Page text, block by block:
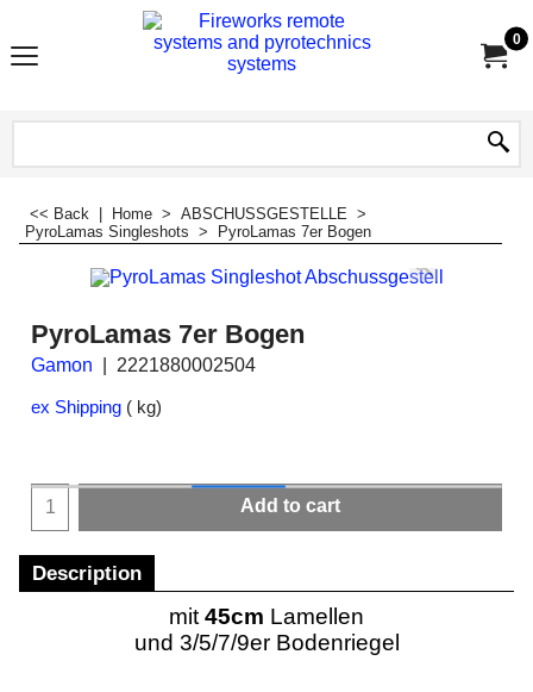
0
<< Back Home > ABSCHUSSGESTELLE >
PyroLamas Singleshots > PyroLamas 7er Bogen
PyroLamas 7er Bogen
Gamon 2221880002504
ex Shipping kg
Add to cart
Description
mit 45cm Lamellen
und 3/5/7/9er Bodenriegel